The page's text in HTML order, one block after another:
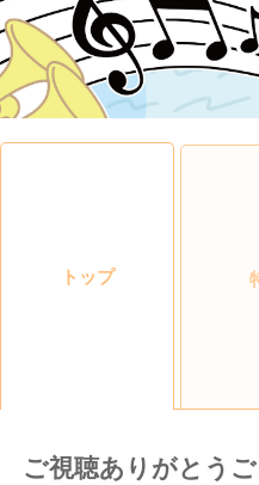
トップ
ご視聴ありがとう